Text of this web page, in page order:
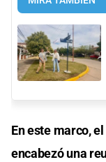
En este marco,
encabezó una